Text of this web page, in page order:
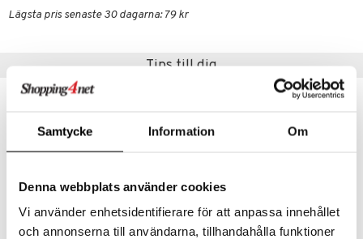
Samtycke Information Om
Denna webbplats använder cookies
Vi använder enhetsidentifierare för att anpassa innehållet
och annonserna till användarna, tillhandahålla funktioner
Lägsta pris senaste 30 dagarna: 79 kr
Tips till dig
Patrol
Långstrump